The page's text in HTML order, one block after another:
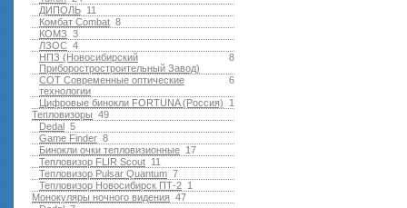
11
ДИПОЛЬ
8
Комбат Combat
3
КОМЗ
4
ЛЗОС
8
НПЗ (Новосибирский
Приборостростроительный Завод)
6
СОТ Современные оптические
технологии
1
Цифровые бинокли FORTUNA (Россия)
49
Тепловизоры
5
Dedal
8
Game Finder
17
Бинокли очки тепловизионные
11
Тепловизор FLIR Scout
7
Тепловизор Pulsar Quantum
1
Тепловизор Новосибирск ПТ-2
47
Монокуляры ночного видения